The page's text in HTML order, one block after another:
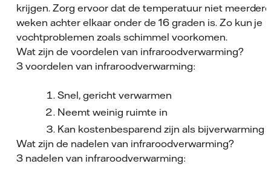
krijgen. Zorg ervoor dat de temperatuur niet meerdere
weken achter elkaar onder de 16 graden is. Zo kun je
vochtproblemen zoals schimmel voorkomen.
Wat zijn de voordelen van infraroodverwarming?
3 voordelen van infraroodverwarming:
Snel, gericht verwarmen
Neemt weinig ruimte in
Kan kostenbesparend zijn als bijverwarming
Wat zijn de nadelen van infraroodverwarming?
3 nadelen van infraroodverwarming: